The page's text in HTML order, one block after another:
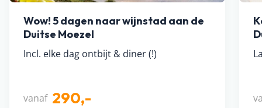
Wow! 5 dagen naar wijnstad aan de
Duitse Moezel
Incl. elke dag ontbijt & diner (!)
vanaf 290,-